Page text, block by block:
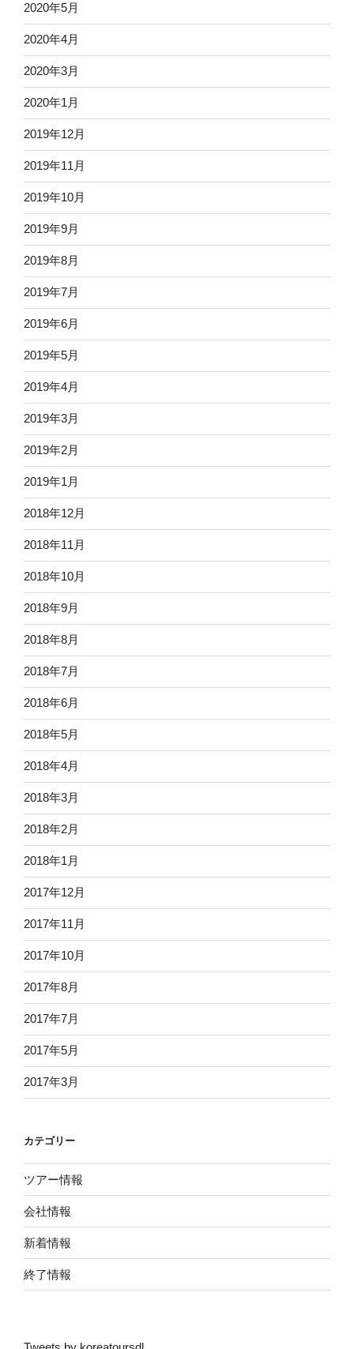
2020年5月
2020年4月
2020年3月
2020年1月
2019年12月
2019年11月
2019年10月
2019年9月
2019年8月
2019年7月
2019年6月
2019年5月
2019年4月
2019年3月
2019年2月
2019年1月
2018年12月
2018年11月
2018年10月
2018年9月
2018年8月
2018年7月
2018年6月
2018年5月
2018年4月
2018年3月
2018年2月
2018年1月
2017年12月
2017年11月
2017年10月
2017年8月
2017年7月
2017年5月
2017年3月
カテゴリー
ツアー情報
会社情報
新着情報
終了情報